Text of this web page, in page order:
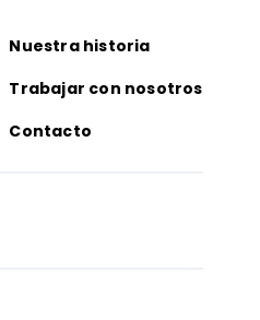
Nuestra historia
Trabajar con nosotros
Contacto